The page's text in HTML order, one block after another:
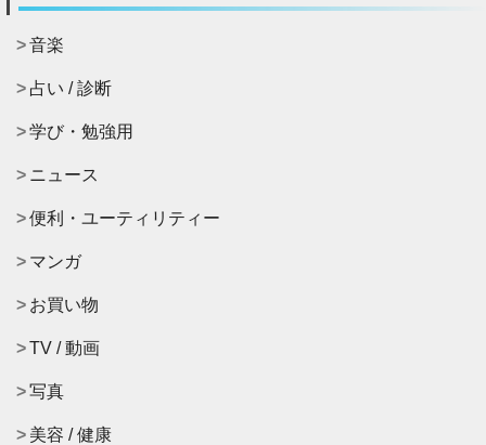
音楽
占い / 診断
学び・勉強用
ニュース
便利・ユーティリティー
マンガ
お買い物
TV / 動画
写真
美容 / 健康